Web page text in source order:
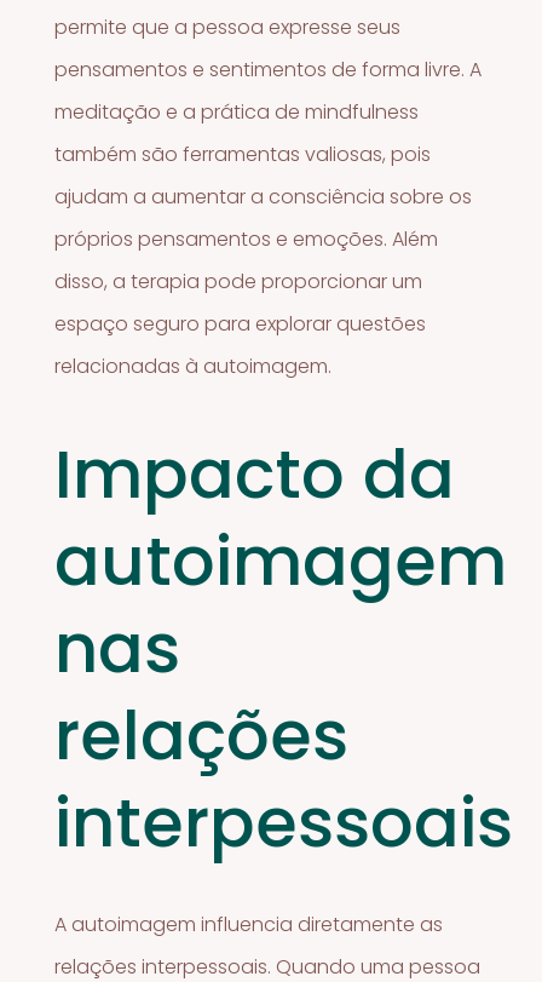
permite que a pessoa expresse seus
pensamentos e sentimentos de forma livre. A
meditação e a prática de mindfulness
também são ferramentas valiosas, pois
ajudam a aumentar a consciência sobre os
próprios pensamentos e emoções. Além
disso, a terapia pode proporcionar um
espaço seguro para explorar questões
relacionadas à autoimagem.
Impacto da
autoimagem
nas
relações
interpessoais
A autoimagem influencia diretamente as
relações interpessoais. Quando uma pessoa